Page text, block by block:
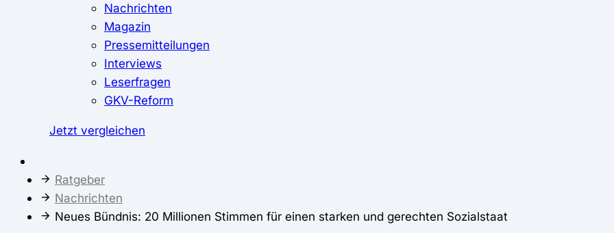
Nachrichten
Magazin
Pressemitteilungen
Interviews
Leserfragen
GKV-Reform
Jetzt vergleichen
Ratgeber
Nachrichten
Neues Bündnis: 20 Millionen Stimmen für einen starken und gerechten Sozialstaat